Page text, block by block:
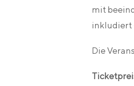
mit
inkludiert
Die